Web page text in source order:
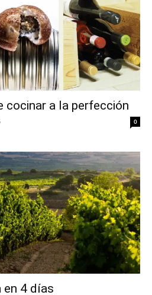
cocinar a la perfección
0
en 4 días